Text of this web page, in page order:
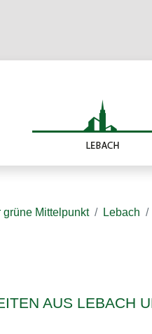
grüne Mittelpunkt Lebach
AUS LEBACH